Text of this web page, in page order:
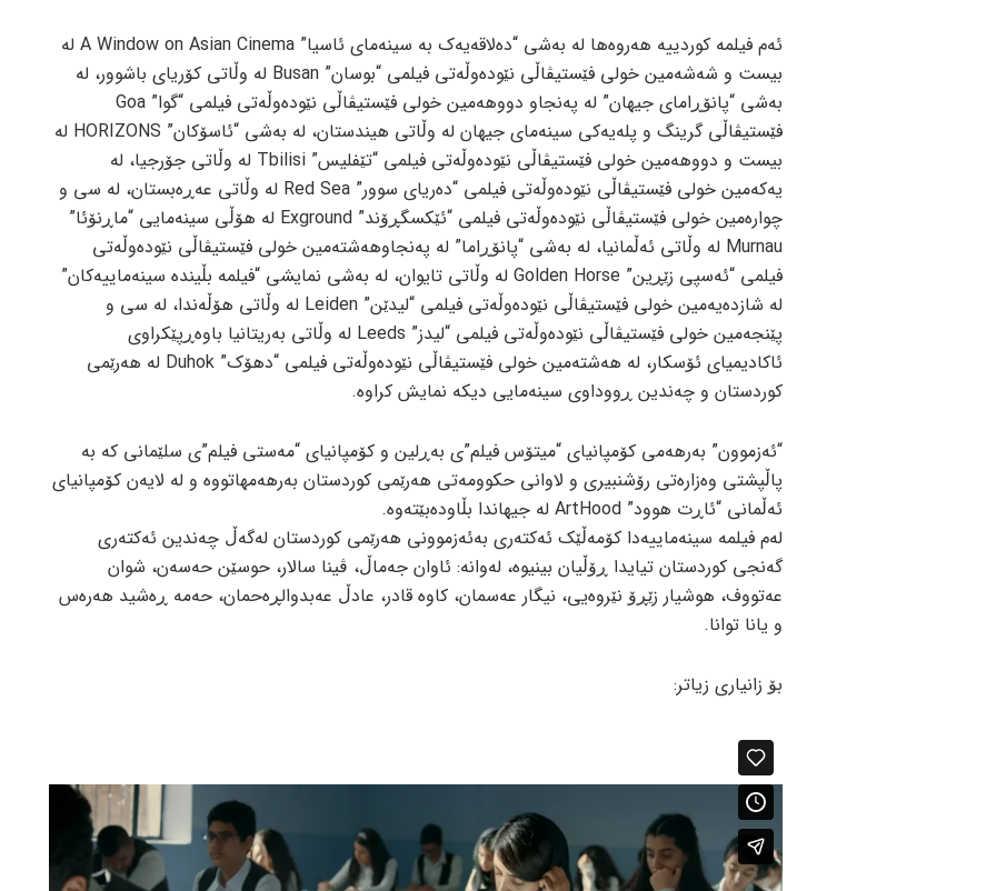
ئەم فیلمە کوردییە هەروەها لە بەشی “دەلاقەیەک بە سینەمای ئاسیا” A Window on Asian Cinema لە
بیست و شەشەمین خولی فێستیڤاڵی نێودەوڵەتی فیلمی “بوسان” Busan لە وڵاتی کۆریای باشوور، لە
بەشی “پانۆڕامای جیهان” لە پەنجاو دووهەمین خولی فێستیڤاڵی نێودەوڵەتی فیلمی “گوا” Goa
فێستیڤاڵی گرینگ و پلەیەکی سینەمای جیهان لە وڵاتی هیندستان، لە بەشی “ئاسۆکان” HORIZONS لە
بیست و دووهەمین خولی فێستیڤاڵی نێودەوڵەتی فیلمی “تێفلیس” Tbilisi لە وڵاتی جۆرجیا، لە
یەکەمین خولی فێستیڤاڵی نێودەوڵەتی فیلمی “دەریای سوور” Red Sea لە وڵاتی عەڕەبستان، لە سی و
چوارەمین خولی فێستیڤاڵی نێودەوڵەتی فیلمی “ئێکسگڕۆند” Exground لە هۆڵی سینەمایی “ماڕنۆئا”
Murnau لە وڵاتی ئەڵمانیا، لە بەشی “پانۆڕاما” لە پەنجاوهەشتەمین خولی فێستیڤاڵی نێودەوڵەتی
فیلمی “ئەسپی زێڕین” Golden Horse لە وڵاتی تایوان، لە بەشی نمایشی “فیلمە بڵیندە سینەماییەکان”
لە شازدەیەمین خولی فێستیڤاڵی نێودەوڵەتی فیلمی “لیدێن” Leiden لە وڵاتی هۆڵەندا، لە سی و
پێنجەمین خولی فێستیڤاڵی نێودەوڵەتی فیلمی “لیدز” Leeds لە وڵاتی بەریتانیا باوەڕپێکراوی
ئاکادیمیای ئۆسکار، لە هەشتەمین خولی فێستیڤاڵی نێودەوڵەتی فیلمی “دهۆک” Duhok لە هەرێمی
کوردستان و چەندین ڕووداوی سینەمایی دیکە نمایش کراوە.
“ئەزموون” بەرهەمی کۆمپانیای “میتۆس فیلم”ی بەڕلین و کۆمپانیای “مەستی فیلم”ی سلێمانی کە بە
پاڵپشتی وەزارەتی رۆشنبیری و لاوانی حکوومەتی هەرێمی کوردستان بەرهەمهاتووە و لە لایەن کۆمپانیای
ئەڵمانی “ئاڕت هوود” ArtHood لە جیهاندا بڵاودەبێتەوە.
لەم فیلمە سینەماییەدا کۆمەڵێک ئەکتەری بەئەزموونی هەرێمی کوردستان لەگەڵ چەندین ئەکتەری
گەنجی کوردستان تیایدا ڕۆڵیان بینیوە، لەوانە: ئاوان جەماڵ، ڤینا سالار، حوسێن حەسەن، شوان
عەتووف، هوشیار زێڕۆ نێروەیی، نیگار عەسمان، کاوە قادر، عادڵ عەبدوالڕەحمان، حەمە ڕەشید هەرەس
و یانا توانا.
بۆ زانیاری زیاتر: